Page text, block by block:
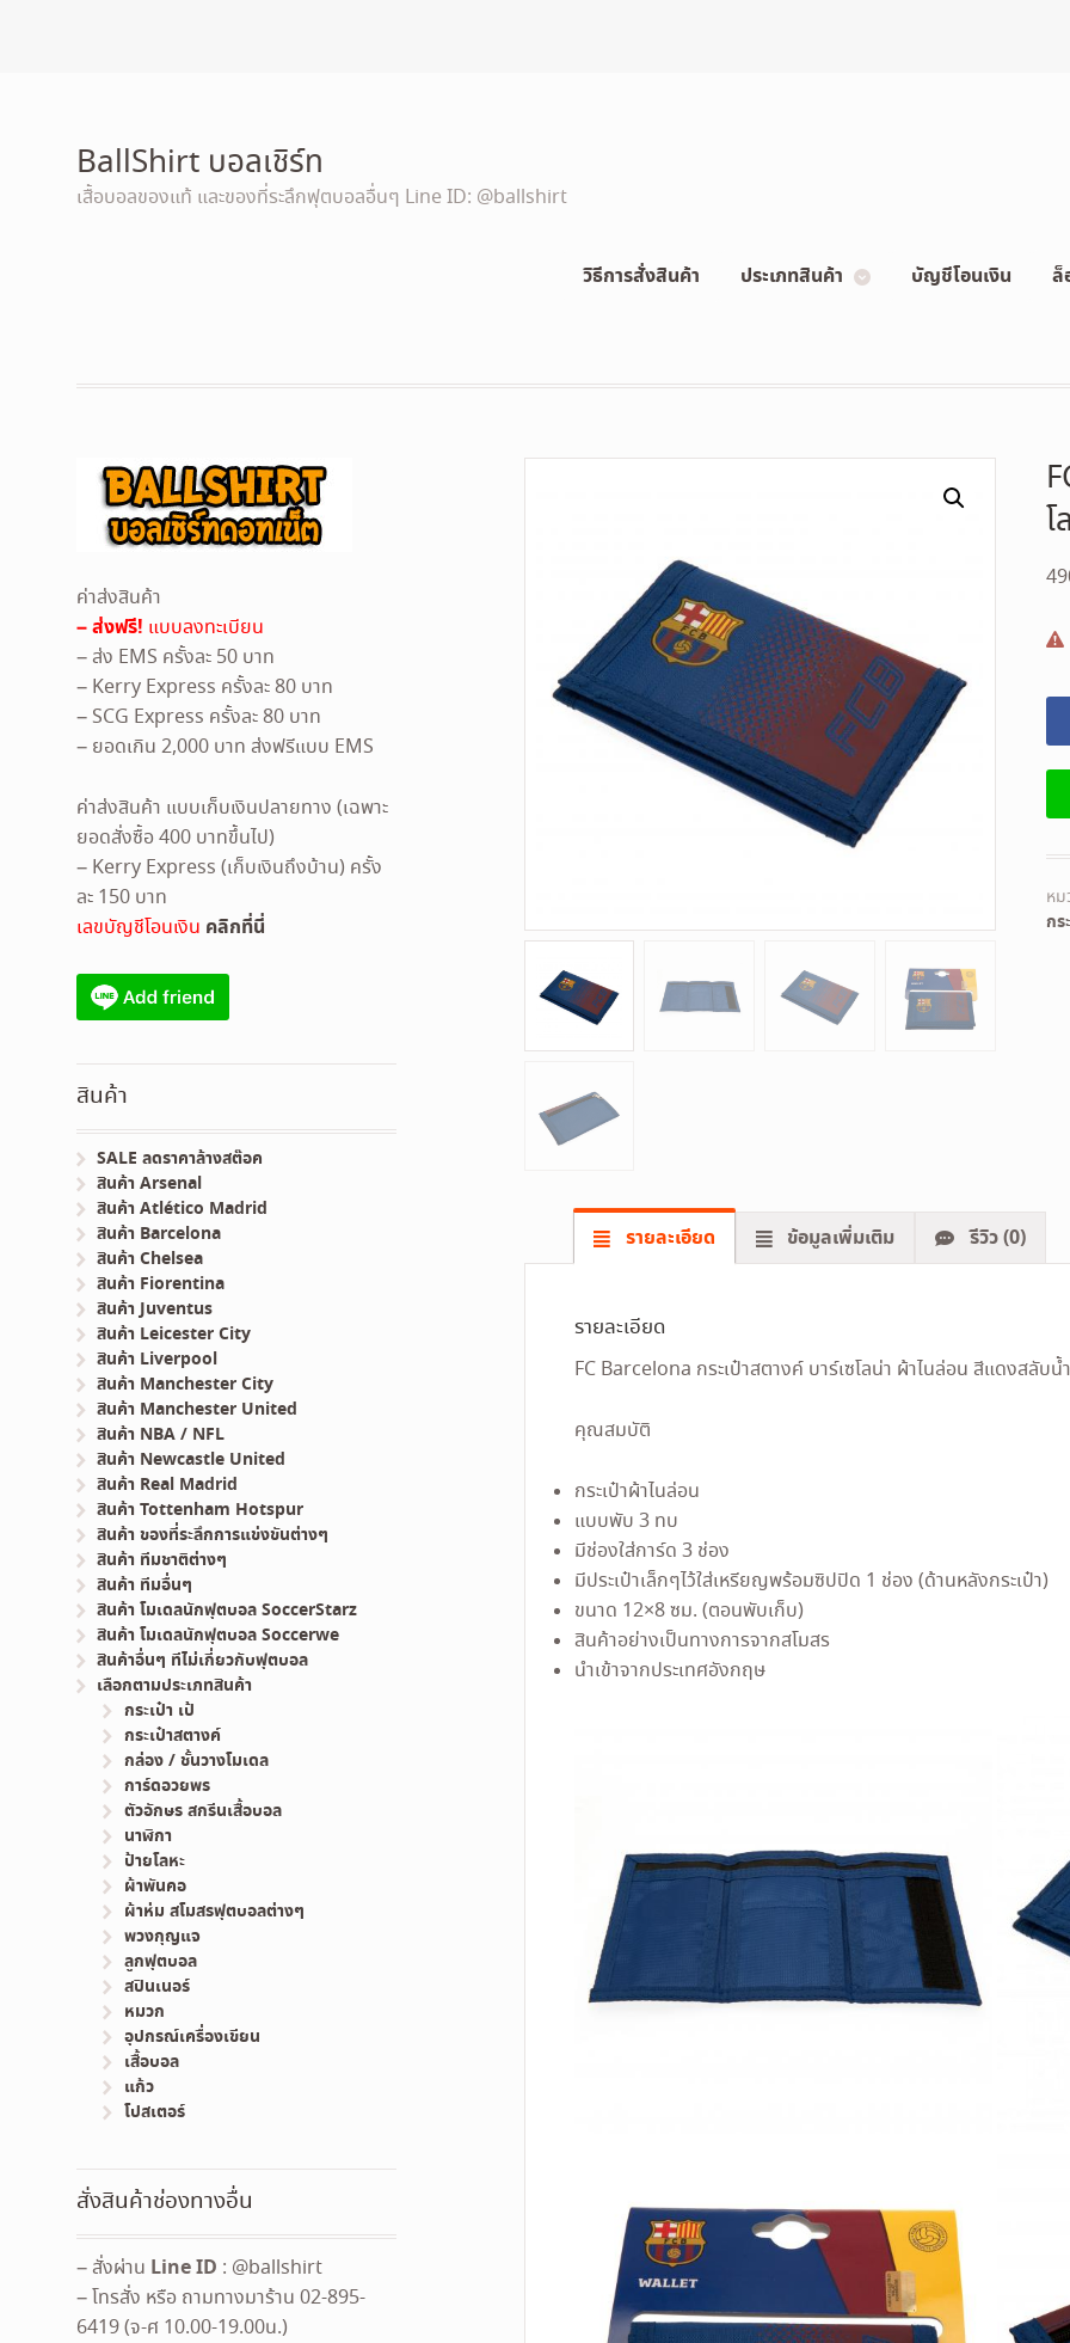
BallShirt บอลเชิร์ท
เสื้อบอลของแท้ และของที่ระลึกฟุตบอลอื่นๆ Line ID: @ballshirt
วิธีการสั่งสินค้า ประเภทสินค้า บัญชีโอนเงิน ล็
ห
กร
รายละเอียด ข้อมูลเพิ่มเติม รีวิว (0)
รายละเอียด
FC Barcelona กระเป๋าสตางค์ บาร์เซโลน่า ผ้าไนล่อน สีแดงสลับน้
คุณสมบัติ
กระเป๋าผ้าไนล่อน
แบบพับ 3 ทบ
มีช่องใส่การ์ด 3 ช่อง
มีประเป๋าเล็กๆไว้ใส่เหรียญพร้อมซิปปิด 1 ช่อง (ด้านหลังกระเป๋า)
ขนาด 12×8 ซม. (ตอนพับเก็บ)
สินค้าอย่างเป็นทางการจากสโมสร
นำเข้าจากประเทศอังกฤษ
ค่าส่งสินค้า
– ส่งฟรี! แบบลงทะเบียน
– ส่ง EMS ครั้งละ 50 บาท
– Kerry Express ครั้งละ 80 บาท
– SCG Express ครั้งละ 80 บาท
– ยอดเกิน 2,000 บาท ส่งฟรีแบบ EMS
ค่าส่งสินค้า แบบเก็บเงินปลายทาง (เฉพาะ
ยอดสั่งซื้อ 400 บาทขึ้นไป)
– Kerry Express (เก็บเงินถึงบ้าน) ครั้ง
ละ 150 บาท
เลขบัญชีโอนเงิน คลิกที่นี่
สินค้า
SALE ลดราคาล้างสต๊อค
สินค้า Arsenal
สินค้า Atlético Madrid
สินค้า Barcelona
สินค้า Chelsea
สินค้า Fiorentina
สินค้า Juventus
สินค้า Leicester City
สินค้า Liverpool
สินค้า Manchester City
สินค้า Manchester United
สินค้า NBA / NFL
สินค้า Newcastle United
สินค้า Real Madrid
สินค้า Tottenham Hotspur
สินค้า ของที่ระลึกการแข่งขันต่างๆ
สินค้า ทีมชาติต่างๆ
สินค้า ทีมอื่นๆ
สินค้า โมเดลนักฟุตบอล SoccerStarz
สินค้า โมเดลนักฟุตบอล Soccerwe
สินค้าอื่นๆ ทีไม่เกี่ยวกับฟุตบอล
เลือกตามประเภทสินค้า
กระเป๋า เป้
กระเป๋าสตางค์
กล่อง / ชั้นวางโมเดล
การ์ดอวยพร
ตัวอักษร สกรีนเสื้อบอล
นาฬิกา
ป้ายโลหะ
ผ้าพันคอ
ผ้าห่ม สโมสรฟุตบอลต่างๆ
พวงกุญแจ
ลูกฟุตบอล
สปินเนอร์
หมวก
อุปกรณ์เครื่องเขียน
เสื้อบอล
แก้ว
โปสเตอร์
สั่งสินค้าช่องทางอื่น
– สั่งผ่าน Line ID : @ballshirt
– โทรสั่ง หรือ ถามทางมาร้าน 02-895-
6419 (จ-ศ 10.00-19.00น.)